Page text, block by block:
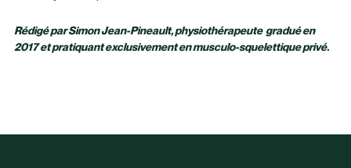
Rédigé par Simon Jean-Pineault, physiothérapeute gradué en
2017 et pratiquant exclusivement en musculo-squelettique privé.